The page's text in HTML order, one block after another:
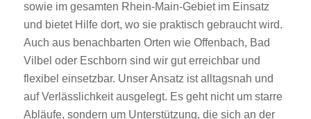
sowie im gesamten Rhein-Main-Gebiet im Einsatz
und bietet Hilfe dort, wo sie praktisch gebraucht wird.
Auch aus benachbarten Orten wie Offenbach, Bad
Vilbel oder Eschborn sind wir gut erreichbar und
flexibel einsetzbar. Unser Ansatz ist alltagsnah und
auf Verlässlichkeit ausgelegt. Es geht nicht um starre
Abläufe, sondern um Unterstützung, die sich an der